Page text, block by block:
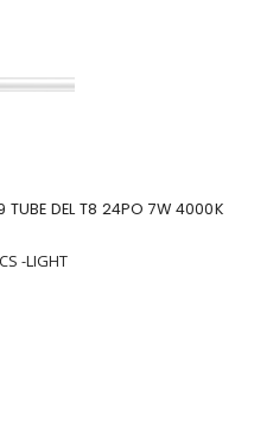
TUBE DEL T8 24PO 7W 4000K
-LIGHT